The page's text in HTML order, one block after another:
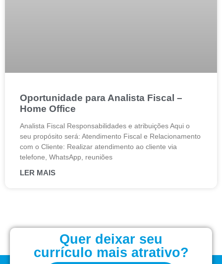
Oportunidade para Analista Fiscal –
Home Office
Analista Fiscal Responsabilidades e atribuições Aqui o
seu propósito será: Atendimento Fiscal e Relacionamento
com o Cliente: Realizar atendimento ao cliente via
telefone, WhatsApp, reuniões
LER MAIS
Quer deixar seu
currículo mais atrativo?